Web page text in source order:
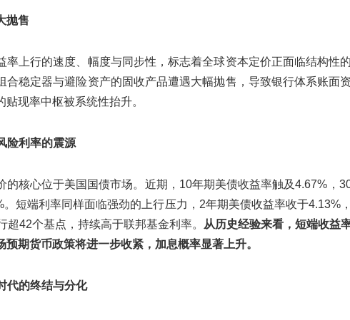
抛售
率上行的速度、幅度与同步性，标志着全球资本定价正面临结构性
合稳定器与避险资产的固收产品遭遇大幅抛售，导致银行体系账面
现率中枢被系统性抬升。
险利率的震源
的核心位于美国国债市场。近期，10年期美债收益率触及4.67%，
短端利率同样面临强劲的上行压力，2年期美债收益率收于4.13%
超42个基点，持续高于联邦基金利率。
从历史经验来看，短端收益
预期货币政策将进一步收紧，加息概率显著上升。
代的终结与分化